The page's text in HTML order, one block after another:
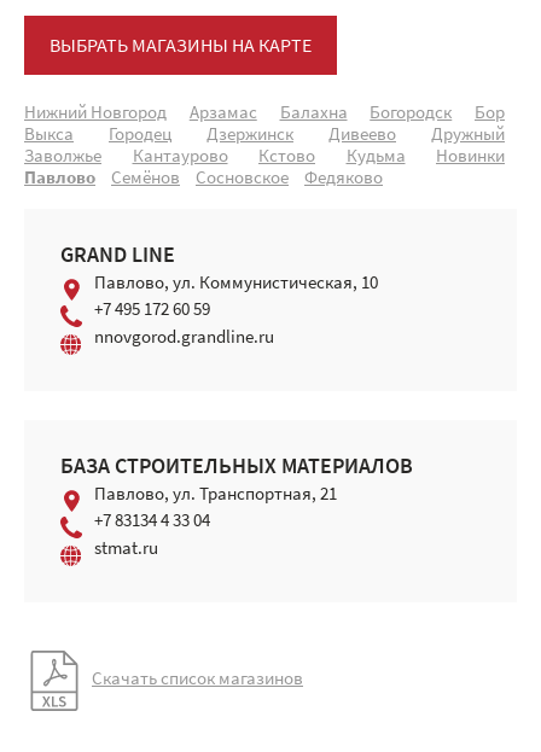
ВЫБРАТЬ МАГАЗИНЫ НА КАРТЕ
Нижний Новгород Арзамас Балахна Богородск
Бор
Выкса
Городец Дзержинск Дивеево
Дружный
Заволжье
Кантаурово Кстово Кудьма
Новинки
Павлово
Семёнов Сосновское Федяково
GRAND LINE
Павлово, ул. Коммунистическая, 10
+7 495 172 60 59
nnovgorod.grandline.ru
БАЗА СТРОИТЕЛЬНЫХ МАТЕРИАЛОВ
Павлово, ул. Транспортная, 21
+7 83134 4 33 04
stmat.ru
Скачать список магазинов